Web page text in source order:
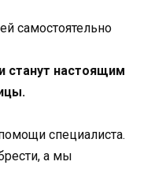
станут настоящим
специалиста.
а мы